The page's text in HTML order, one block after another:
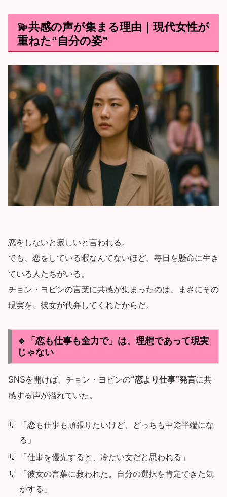
💫共感の声が集まる理由｜現代女性が
重ねた“自分の姿”
恋をしないと寂しいと言われる。
でも、恋をしている暇なんてないほど、毎日を懸命に生き
ている人たちがいる。
チョン・ヨビンの言葉に共感が集まったのは、まさにその
現実を、彼女が代弁してくれたからだ。
🔹「恋も仕事も全力で」は、理想であって現実
じゃない
SNSを開けば、チョン・ヨビンの“恋より仕事”発言に共
感する声が溢れていた。
「恋も仕事も頑張りたいけど、どっちも中途半端にな
る」
「仕事を優先すると、冷たい女だと思われる」
「彼女の言葉に救われた。自分の選択を肯定できた気
がする」